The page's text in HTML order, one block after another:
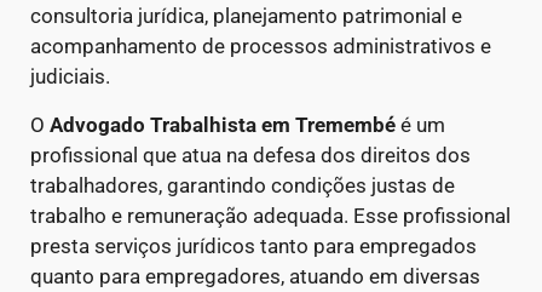
consultoria jurídica, planejamento patrimonial e
acompanhamento de processos administrativos e
judiciais.
O Advogado Trabalhista em Tremembé é um
profissional que atua na defesa dos direitos dos
trabalhadores, garantindo condições justas de
trabalho e remuneração adequada. Esse profissional
presta serviços jurídicos tanto para empregados
quanto para empregadores, atuando em diversas